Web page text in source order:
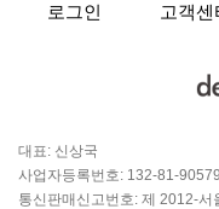
로그인 고객센
대표: 신상국
사업자등록번호: 132-81-90579
통신판매신고번호: 제 2012-서